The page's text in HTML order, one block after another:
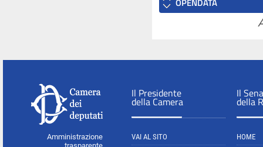
Amministrazione
Il Presidente
della Camera
VAI AL SITO
Il
della
HOME